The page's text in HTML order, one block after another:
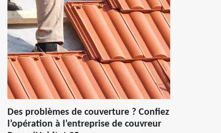
Des problèmes de couverture ? Confiez
l’opération à l’entreprise de couvreur